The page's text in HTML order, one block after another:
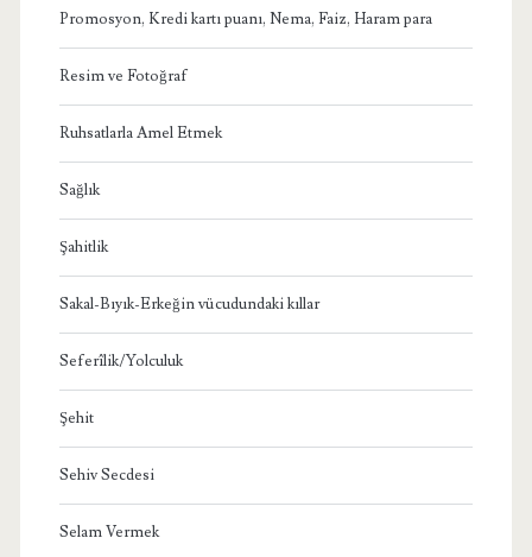
Promosyon, Kredi kartı puanı, Nema, Faiz, Haram para
Resim ve Fotoğraf
Ruhsatlarla Amel Etmek
Sağlık
Şahitlik
Sakal-Bıyık-Erkeğin vücudundaki kıllar
Seferîlik/Yolculuk
Şehit
Sehiv Secdesi
Selam Vermek